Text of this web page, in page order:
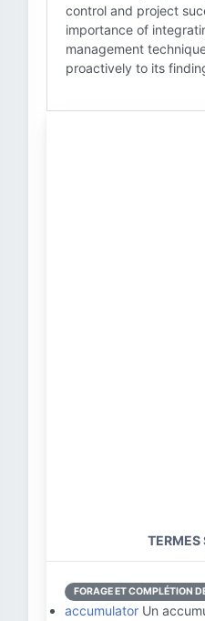
control and project
importance of
management
proactively to its
TERMES
FORAGE ET COMPLÉTION
accumulator Un